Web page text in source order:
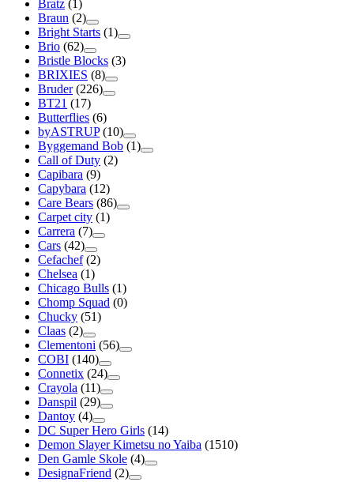
Bratz (1)
Braun (2)
Bright Starts (1)
Brio (62)
Bristle Blocks (3)
BRIXIES (8)
Bruder (226)
BT21 (17)
Butterflies (6)
byASTRUP (10)
Byggemand Bob (1)
Call of Duty (2)
Capibara (9)
Capybara (12)
Care Bears (86)
Carpet city (1)
Carrera (7)
Cars (42)
Cefachef (2)
Chelsea (1)
Chicago Bulls (1)
Chomp Squad (0)
Chucky (51)
Claas (2)
Clementoni (56)
COBI (140)
Connetix (24)
Crayola (11)
Danspil (29)
Dantoy (4)
DC Super Hero Girls (14)
Demon Slayer Kimetsu no Yaiba (1510)
Den Gamle Skole (4)
DesignaFriend (2)